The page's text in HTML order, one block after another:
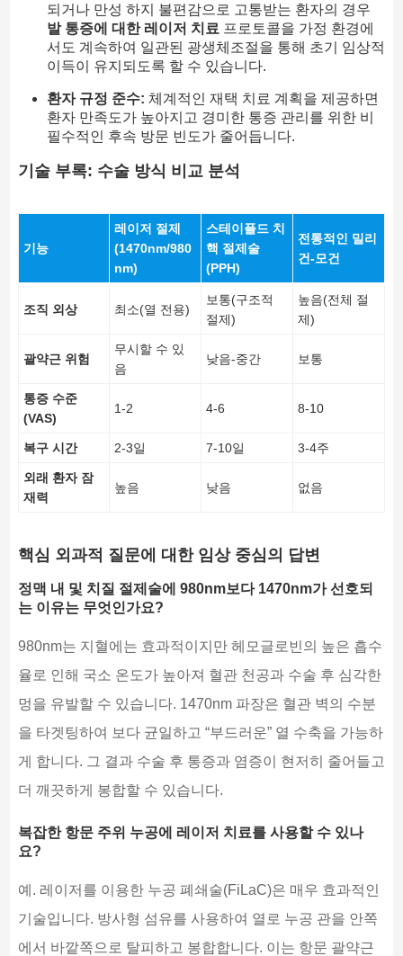
되거나 만성 하지 불편감으로 고통받는 환자의 경우
발 통증에 대한 레이저 치료 프로토콜을 가정 환경에
서도 계속하여 일관된 광생체조절을 통해 초기 임상적
이득이 유지되도록 할 수 있습니다.
환자 규정 준수: 체계적인 재택 치료 계획을 제공하면
환자 만족도가 높아지고 경미한 통증 관리를 위한 비
필수적인 후속 방문 빈도가 줄어듭니다.
기술 부록: 수술 방식 비교 분석
기능
레이저 절제
(1470nm/980
nm)
스테이플드 치
핵 절제술
(PPH)
전통적인 밀리
건-모건
조직 외상 최소(열 전용)
보통(구조적
절제)
높음(전체 절
제)
괄약근 위험
무시할 수 있
음
낮음-중간 보통
통증 수준
(VAS)
1-2 4-6 8-10
복구 시간 2-3일 7-10일 3-4주
외래 환자 잠
재력
높음 낮음 없음
핵심 외과적 질문에 대한 임상 중심의 답변
정맥 내 및 치질 절제술에 980nm보다 1470nm가 선호되
는 이유는 무엇인가요?
980nm는 지혈에는 효과적이지만 헤모글로빈의 높은 흡수
율로 인해 국소 온도가 높아져 혈관 천공과 수술 후 심각한
멍을 유발할 수 있습니다. 1470nm 파장은 혈관 벽의 수분
을 타겟팅하여 보다 균일하고 “부드러운” 열 수축을 가능하
게 합니다. 그 결과 수술 후 통증과 염증이 현저히 줄어들고
더 깨끗하게 봉합할 수 있습니다.
복잡한 항문 주위 누공에 레이저 치료를 사용할 수 있나
요?
예. 레이저를 이용한 누공 폐쇄술(FiLaC)은 매우 효과적인
기술입니다. 방사형 섬유를 사용하여 열로 누공 관을 안쪽
에서 바깥쪽으로 탈피하고 봉합합니다. 이는 항문 괄약근